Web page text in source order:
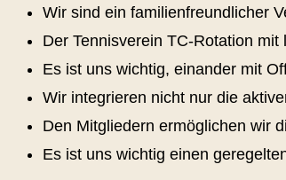
Wir sind ein familienfreundlicher
Der Tennisverein TC-Rotation
Es ist uns wichtig, einander mit
Wir integrieren nicht nur die
Den Mitgliedern ermöglichen wir
Es ist uns wichtig einen